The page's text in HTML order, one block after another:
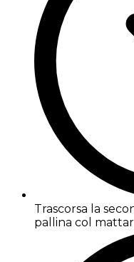
Trascorsa la
pallina col